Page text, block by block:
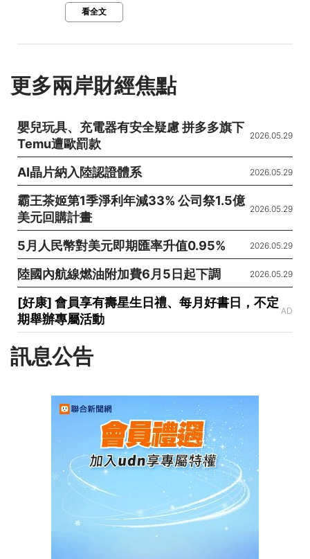
看全文
更多兩岸財經焦點
嬰兒玩具、充電器有安全疑慮 拼多多旗下
Temu遭歐罰款
2026.05.29
AI晶片納入陸認證體系 2026.05.29
霸王茶姬第1季淨利年減33% 公司祭1.5億
美元回購計畫
2026.05.29
5月人民幣對美元即期匯率升值0.95% 2026.05.29
陸國內航線燃油附加費6月5日起下調 2026.05.29
[好康] 會員享有壽星生日禮、每月好書日，不定
期舉辦專屬活動
AD
訊息公告